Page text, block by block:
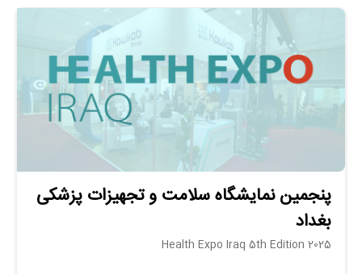
پنجمین نمایشگاه سلامت و تجهیزات پزشکی
بغداد
Health Expo Iraq 5th Edition 2025